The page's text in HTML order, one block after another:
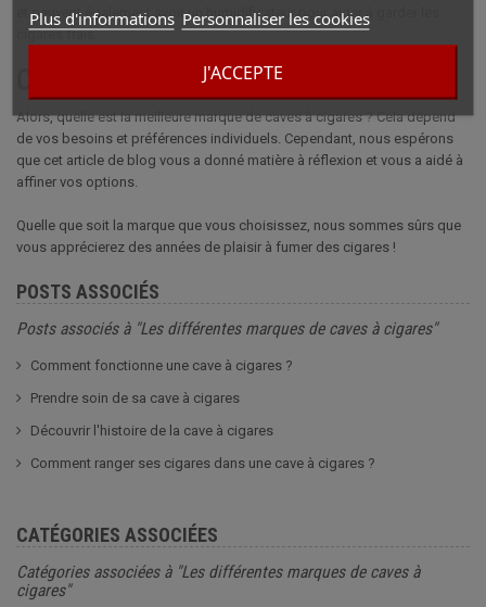
Plus d'informations Personnaliser les cookies
J'ACCEPTE
et peuvent également avoir un humidificateur pour aider à garder les
cigares frais.
Alors, quelle est la meilleure marque de caves à cigares ? Cela dépend
de vos besoins et préférences individuels. Cependant, nous espérons
que cet article de blog vous a donné matière à réflexion et vous a aidé à
affiner vos options.
Quelle que soit la marque que vous choisissez, nous sommes sûrs que
vous apprécierez des années de plaisir à fumer des cigares !
POSTS ASSOCIÉS
Posts associés à "Les différentes marques de caves à cigares"
Comment fonctionne une cave à cigares ?
Prendre soin de sa cave à cigares
Découvrir l'histoire de la cave à cigares
Comment ranger ses cigares dans une cave à cigares ?
CATÉGORIES ASSOCIÉES
Catégories associées à "Les différentes marques de caves à
cigares"